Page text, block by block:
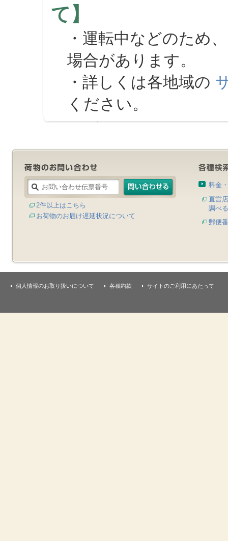
て】
・運転中などのため
場合があります。
・詳しくは各地域の
ください。
2件以上はこちら
お荷物のお届け遅延状況について
料金
直営
調べる
郵便
個人情報のお取り扱いについて 各種約款 サイトのご利用にあたって